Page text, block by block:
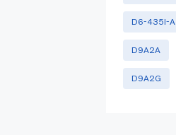
D6-435I-A
D9A2A
D9A2G